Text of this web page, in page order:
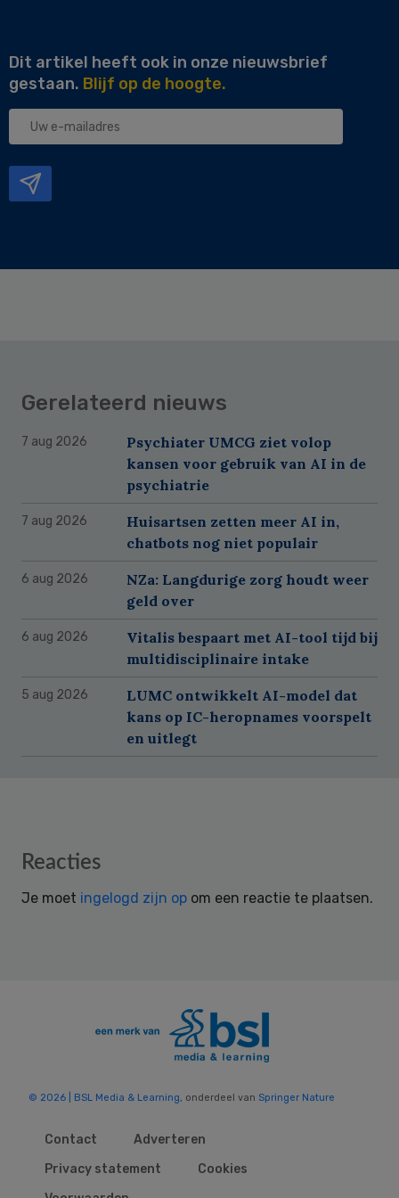
Dit artikel heeft ook in onze nieuwsbrief
gestaan. Blijf op de hoogte.
Uw
Gerelateerd nieuws
7 aug 2026
Psychiater UMCG ziet volop
kansen voor gebruik van AI in de
psychiatrie
7 aug 2026
Huisartsen zetten meer AI in,
chatbots nog niet populair
6 aug 2026
NZa: Langdurige zorg houdt weer
geld over
6 aug 2026
Vitalis bespaart met AI-tool tijd bij
multidisciplinaire intake
5 aug 2026
LUMC ontwikkelt AI-model dat
kans op IC-heropnames voorspelt
en uitlegt
Reader
Reacties
Je moet ingelogd zijn op om een reactie te plaatsen.
© 2026 | BSL Media & Learning, onderdeel van Springer Nature
Contact
Adverteren
Privacy statement
Cookies